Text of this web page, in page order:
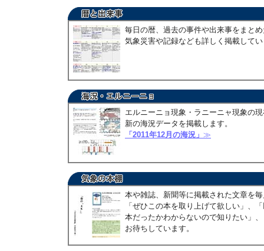
毎日の暦、過去の事件や出来事をまと
気象災害や記録なども詳しく掲載して
エルニーニョ現象・ラニーニャ現象の
新の海況データを掲載します。
「2011年12月の海況」 ≫
本や雑誌、新聞等に掲載された文章を
「ぜひこの本を取り上げて欲しい」、
本だったかわからないので知りたい」
お待ちしています。